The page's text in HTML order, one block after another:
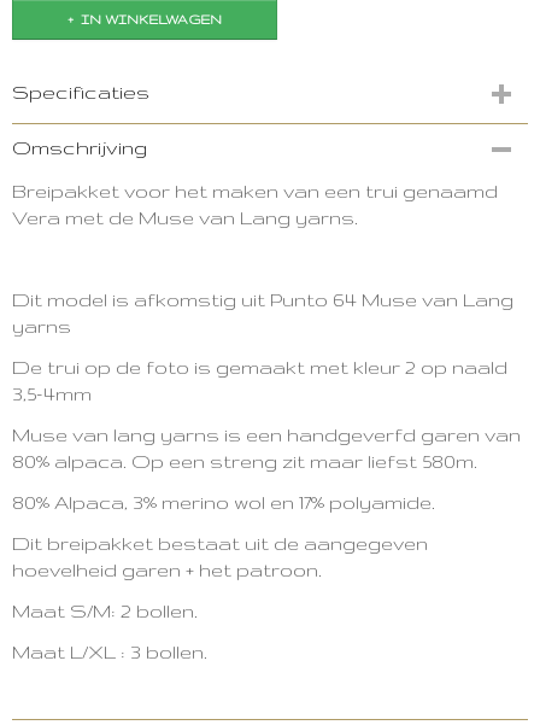
IN WINKELWAGEN
Specificaties
Omschrijving
Breipakket voor het maken van een trui genaamd
Vera met de Muse van Lang yarns.
Dit model is afkomstig uit Punto 64 Muse van Lang
yarns
De trui op de foto is gemaakt met kleur 2 op naald
3,5-4mm
Muse van lang yarns is een handgeverfd garen van
80% alpaca. Op een streng zit maar liefst 580m.
80% Alpaca, 3% merino wol en 17% polyamide.
Dit breipakket bestaat uit de aangegeven
hoevelheid garen + het patroon.
Maat S/M: 2 bollen.
Maat L/XL : 3 bollen.